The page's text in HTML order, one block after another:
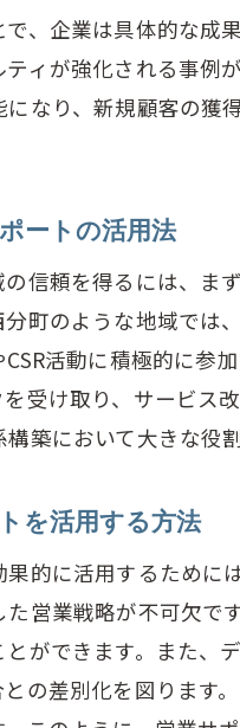
顧客ニーズの予測
競合と差をつける
効果的な営業サポー
業務効率化を実現
青梅市西分町にお
営業サポートを進
営業サポート導入
青梅市西分町で営業サ
青梅市西分町での営
成功例から学ぶ導
営業サポート導入
課題克服のための
営業サポート導入
、企業は具体的な成
ィが強化される事例
なり、新規顧客の獲
ートの活用法
信頼を得るには、
町のような地域で
活動に積極的に参
受け取り、サービス
築において大きな役割
を活用する方法
的に活用するため
営業戦略が不可欠で
ができます。また
の差別化を図ります